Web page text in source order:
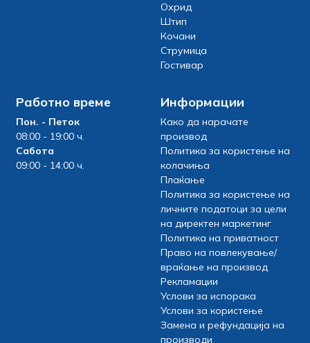
Охрид
Штип
Кочани
Струмица
Гостивар
Работно време
Пон. - Петок
08:00 - 19:00 ч.
Сабота
09:00 - 14:00 ч.
Информации
Како да нарачате
производ
Политика за користење на
колачиња
Плаќање
Политика за користење на
личните податоци за цели
на директен маркетинг
Политика на приватност
Право на повлекување/
враќање на производ
Рекламации
Услови за испорака
Услови за користење
Замена и рефундација на
производи